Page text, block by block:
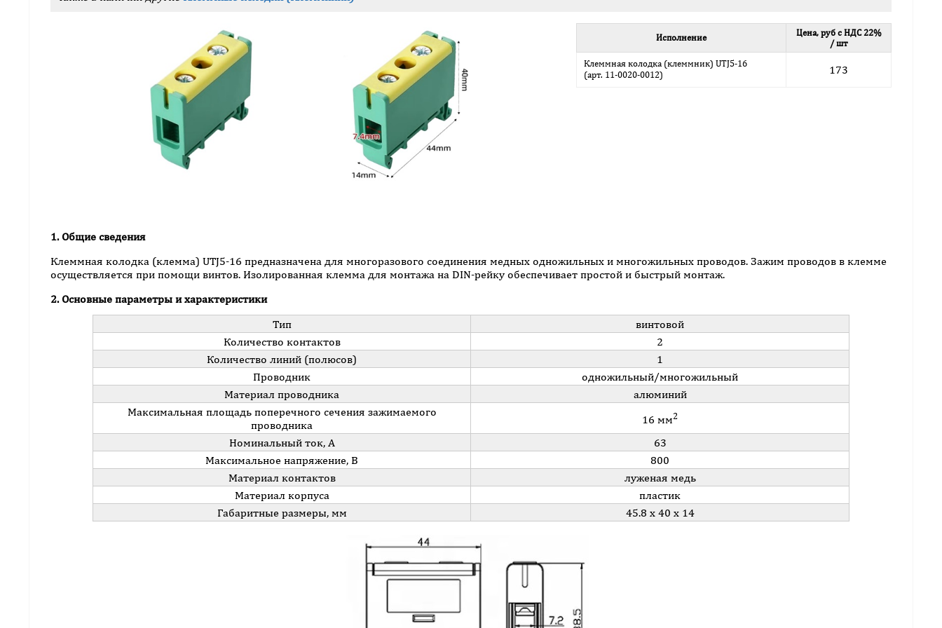
Исполнение
Цена, руб с НДС 22%
/ шт
Клеммная колодка (клеммник) UTJ5-16
(арт. 11-0020-0012)
173
1. Общие сведения
Клеммная колодка (клемма) UTJ5-16 предназначена для многоразового соединения медных одножильных и многожильных проводов. Зажим проводов в клемме
осуществляется при помощи винтов. Изолированная клемма для монтажа на DIN-рейку обеспечивает простой и быстрый монтаж.
2. Основные параметры и характеристики
Тип
винтовой
Количество контактов
2
Количество линий (полюсов)
1
Проводник
одножильный/многожильный
Материал проводника
алюминий
Максимальная площадь поперечного сечения зажимаемого
проводника
16 мм2
Номинальный ток, А
63
Максимальное напряжение, В
800
Материал контактов
луженая медь
Материал корпуса
пластик
Габаритные размеры, мм
45.8 x 40 x 14